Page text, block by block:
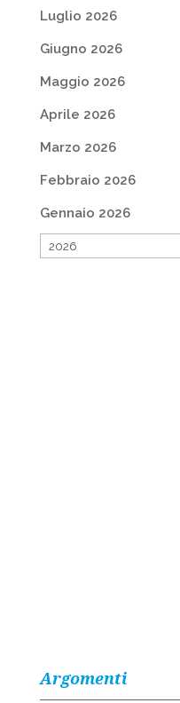
Luglio 2026
Giugno 2026
Maggio 2026
Aprile 2026
Marzo 2026
Febbraio 2026
Gennaio 2026
Argomenti